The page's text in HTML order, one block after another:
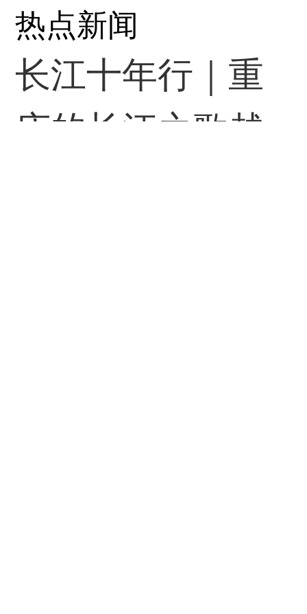
灌、粗放生长的时代
已然落幕，流量红利
逐渐消退，唯有摒弃
热点新闻
长江十年行｜重
庆的长江之歌越